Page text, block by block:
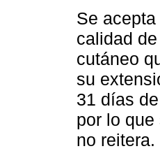
Se
calidad
cutáneo
su
31 días
por lo
no reitera.